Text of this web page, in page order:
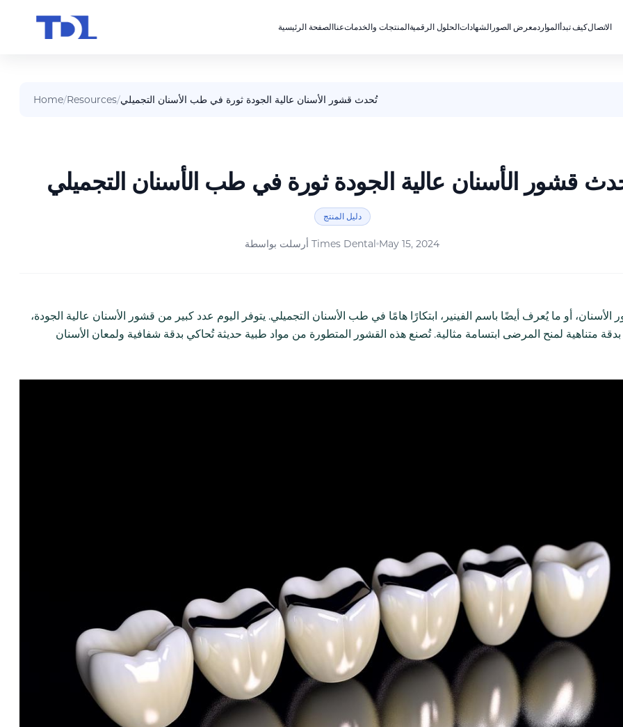
الصفحة الرئيسيةعناالمنتجات والخدماتالحلول الرقميةالشهاداتمعرض الصورالمواردكيف تبدأالاتصال
Home/Resources/تُحدث قشور الأسنان عالية الجودة ثورة في طب الأسنان التجميلي
قشور الأسنان عالية الجودة ثورة في طب الأسنان التجميلي
دليل المنتج
أرسلت بواسطة Times Dental May 15, 2024
الأسنان، أو ما يُعرف أيضًا باسم الفينير، ابتكارًا هامًا في طب الأسنان التجميلي. يتوفر اليوم عدد كبير من قشور الأسنان عالية الجودة،
متناهية لمنح المرضى ابتسامة مثالية. تُصنع هذه القشور المتطورة من مواد طبية حديثة تُحاكي بدقة شفافية ولمعان الأسنان